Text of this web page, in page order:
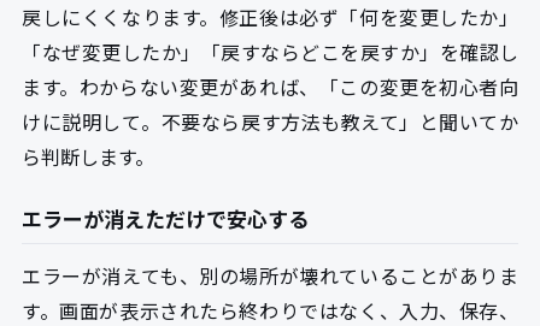
戻しにくくなります。修正後は必ず「何を変更したか」
「なぜ変更したか」「戻すならどこを戻すか」を確認し
ます。わからない変更があれば、「この変更を初心者向
けに説明して。不要なら戻す方法も教えて」と聞いてか
ら判断します。
エラーが消えただけで安心する
エラーが消えても、別の場所が壊れていることがありま
す。画面が表示されたら終わりではなく、入力、保存、